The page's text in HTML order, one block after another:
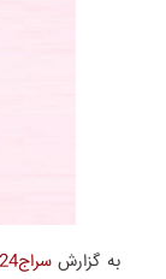
به گزارشسراج24